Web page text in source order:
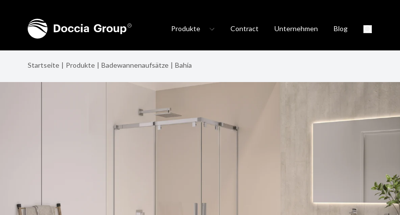
Produkte Contract Unternehmen Blog
Startseite Produkte Badewannenaufsätze Bahía